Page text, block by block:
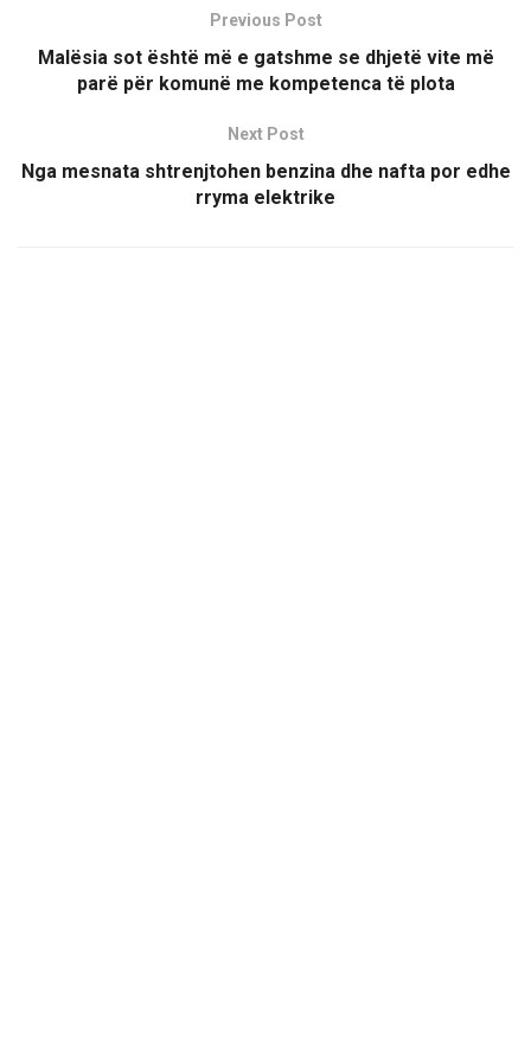
Previous Post
Malësia sot është më e gatshme se dhjetë vite më
parë për komunë me kompetenca të plota
Next Post
Nga mesnata shtrenjtohen benzina dhe nafta por edhe
rryma elektrike